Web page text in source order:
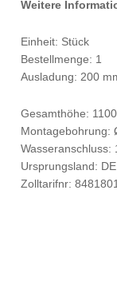
Weitere
Einheit: Stück
Bestellmenge: 1
Ausladung: 200
Gesamthöhe:
Montagebohrung:
Wasseranschluss:
Ursprungsland: DE
Zolltarifnr: